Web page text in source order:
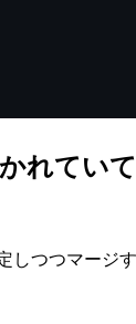
れてい
しつつマージ